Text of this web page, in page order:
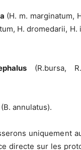
(H. m. marginatum,
H. dromedarii, H.
(R.bursa,
(B. annulatus).
uniquement
directe sur les